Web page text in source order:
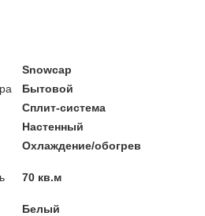
Snowcap
Бытовой
Сплит-система
Настенный
Охлаждение/обогрев
70 кв.м
Белый